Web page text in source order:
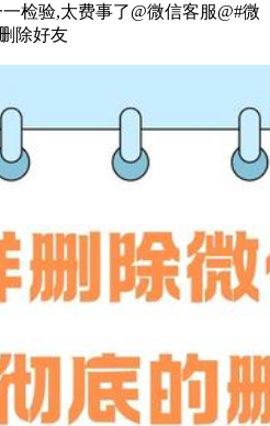
检验,太费事了@微信客服@#微
除好友